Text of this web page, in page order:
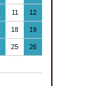
11 12
18 19
25 26